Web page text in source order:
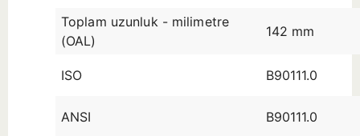
Toplam uzunluk - milimetre
(OAL)
142 mm
ISO B90111.0
ANSI B90111.0